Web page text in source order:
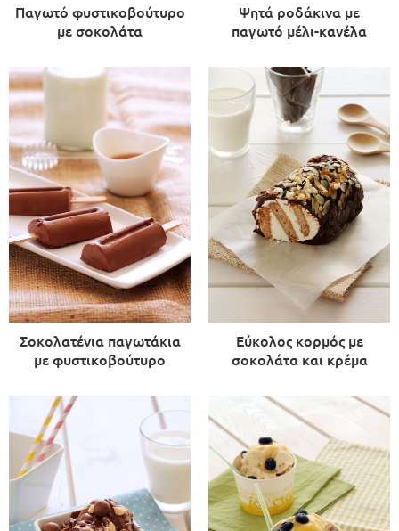
Παγωτό φυστικοβούτυρο
με σοκολάτα
Ψητά ροδάκινα με
παγωτό μέλι-κανέλα
Σοκολατένια παγωτάκια
με φυστικοβούτυρο
Εύκολος κορμός με
σοκολάτα και κρέμα